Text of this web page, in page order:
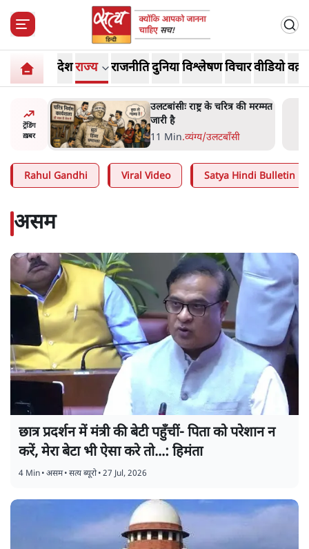
देशराज्य राजनीतिदुनियाविश्लेषणविचारवीडियो
ट्रेंडिंग
ख़बर
की मरम्मत
भागवत बोले- 'जेन ज़ी पर आँख
मूंदकर भरोसा, आंदोलन देश-
विरोधी नहीं'; अतुल लिमये बोले थे-
6 Min.देश
Rahul Gandhi Viral Video Satya Hindi Bulletin
असम
छात्र प्रदर्शन में मंत्री की बेटी पहुँचीं- पिता को परेशान न
करें, मेरा बेटा भी ऐसा करे तो...: हिमंता
4 Min•असम•सत्य ब्यूरो•27 Jul, 2026